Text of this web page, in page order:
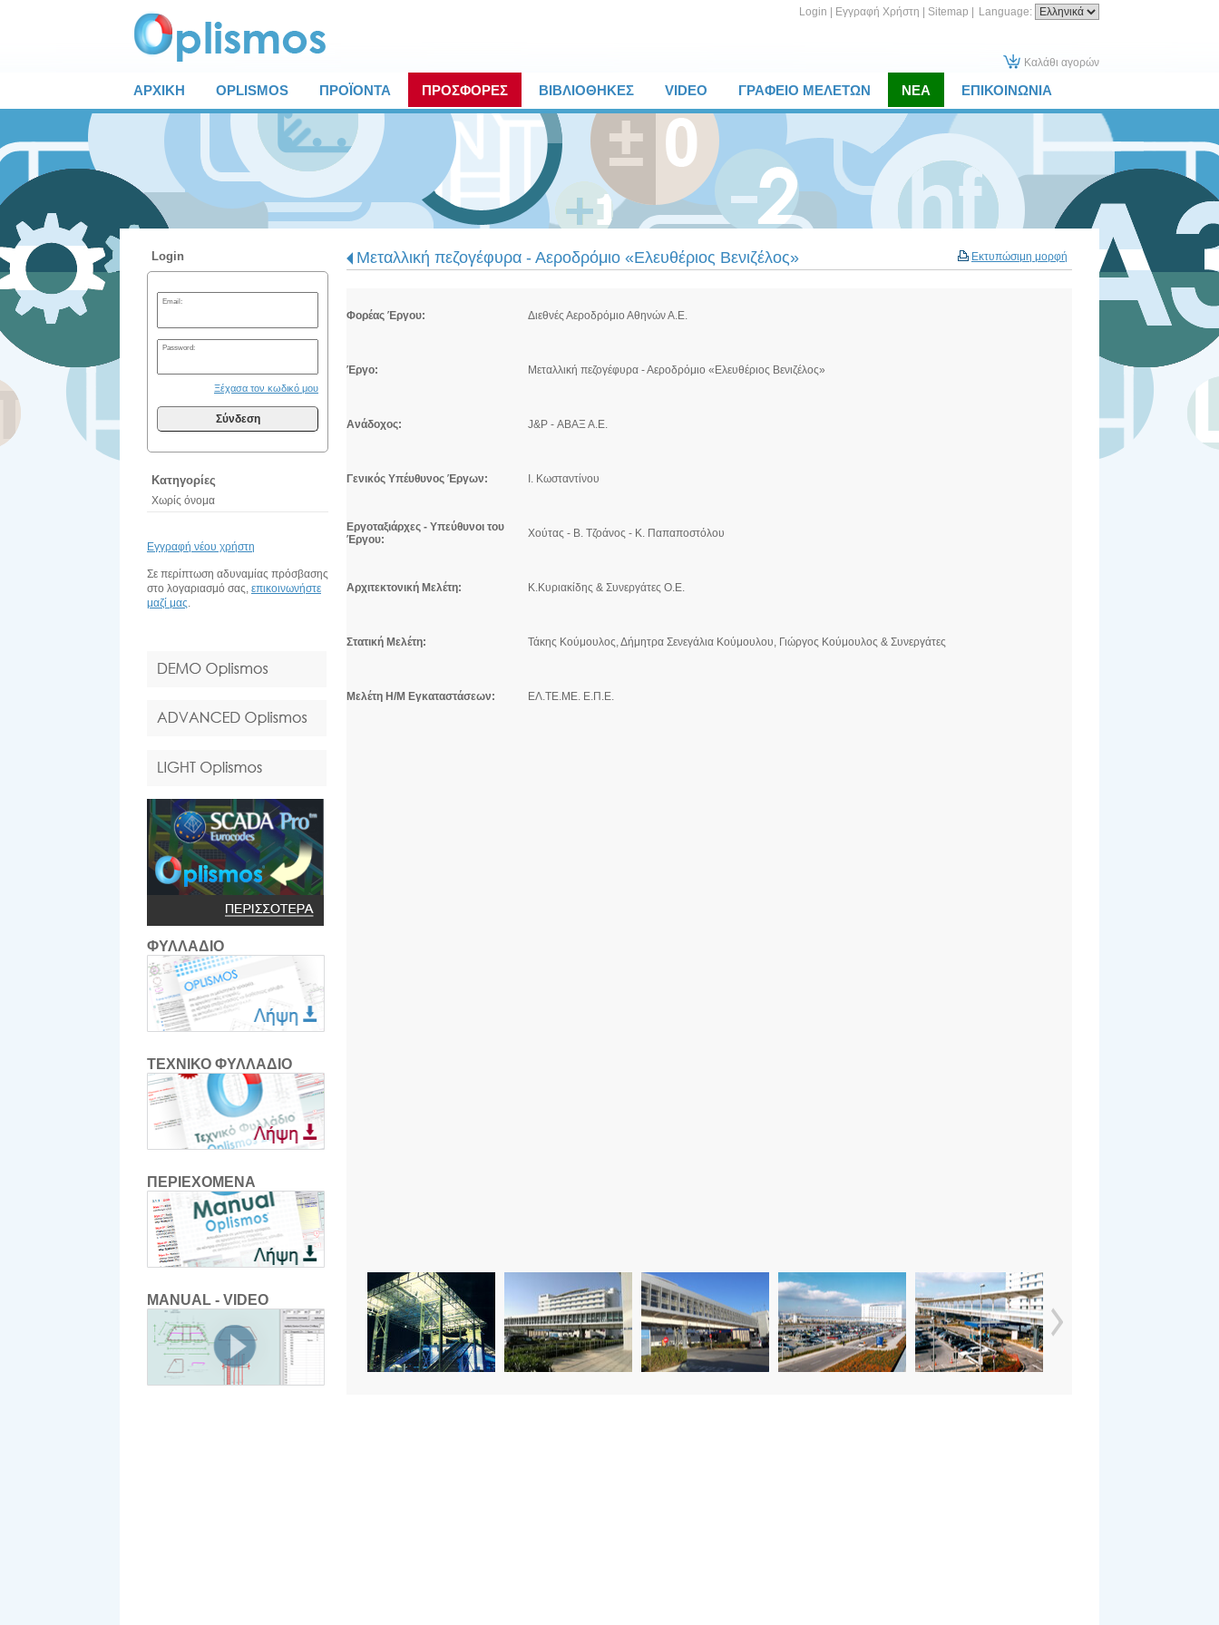
Language:
Login Εγγραφή Χρήστη Sitemap
Καλάθι αγορών
ΑΡΧΙΚΗ OPLISMOS ΠΡΟΪΟΝΤΑ ΠΡΟΣΦΟΡΕΣ ΒΙΒΛΙΟΘΗΚΕΣ VIDEO ΓΡΑΦΕΙΟ ΜΕΛΕΤΩΝ ΝΕΑ ΕΠΙΚΟΙΝΩΝΙΑ
Login
Email:
Password:
Ξέχασα τον κωδικό μου
Σύνδεση
Κατηγορίες
Χωρίς όνομα
Εγγραφή νέου χρήστη
Σε περίπτωση αδυναμίας πρόσβασης
στο λογαριασμό σας, επικοινωνήστε
μαζί μας.
ΦΥΛΛΑΔΙΟ
ΤΕΧΝΙΚΟ ΦΥΛΛΑΔΙΟ
ΠΕΡΙΕΧΟΜΕΝΑ
MANUAL - VIDEO
Εκτυπώσιμη μορφή
Μεταλλική πεζογέφυρα - Αεροδρόμιο «Ελευθέριος Βενιζέλος»
Φορέας Έργου: Διεθνές Αεροδρόμιο Αθηνών Α.Ε.
Έργο: Μεταλλική πεζογέφυρα - Αεροδρόμιο «Ελευθέριος Βενιζέλος»
Ανάδοχος: J&P - ΑΒΑΞ Α.Ε.
Γενικός Υπέυθυνος Έργων: Ι. Κωσταντίνου
Εργοταξιάρχες - Υπεύθυνοι του
Έργου:
Χούτας - Β. Τζοάνος - Κ. Παπαποστόλου
Αρχιτεκτονική Μελέτη: Κ.Κυριακίδης & Συνεργάτες Ο.Ε.
Στατική Μελέτη: Τάκης Κούμουλος, Δήμητρα Σενεγάλια Κούμουλου, Γιώργος Κούμουλος & Συνεργάτες
Μελέτη Η/Μ Εγκαταστάσεων: ΕΛ.ΤΕ.ΜΕ. Ε.Π.Ε.